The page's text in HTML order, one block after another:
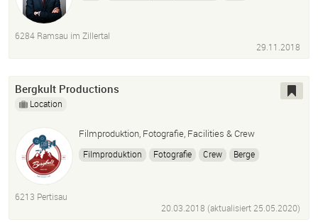
6284 Ramsau im Zillertal
29.11.2018
Bergkult Productions
Location
Filmproduktion, Fotografie, Facilities & Crew
Filmproduktion Fotografie Crew
Berge
6213 Pertisau
20.03.2018 (aktualisiert25.05.2020)